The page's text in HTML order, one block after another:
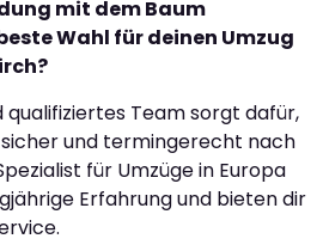
mit dem Baum
Wahl für deinen Umzug
qualifiziertes Team sorgt dafür,
und termingerecht nach
für Umzüge in Europa
Erfahrung und bieten dir